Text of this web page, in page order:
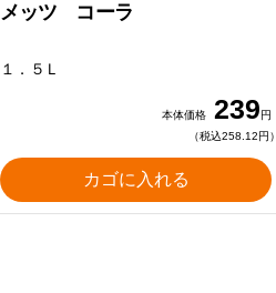
メッツ コーラ
１．５Ｌ
本体価格 239円
（税込258.12円）
カゴに入れる